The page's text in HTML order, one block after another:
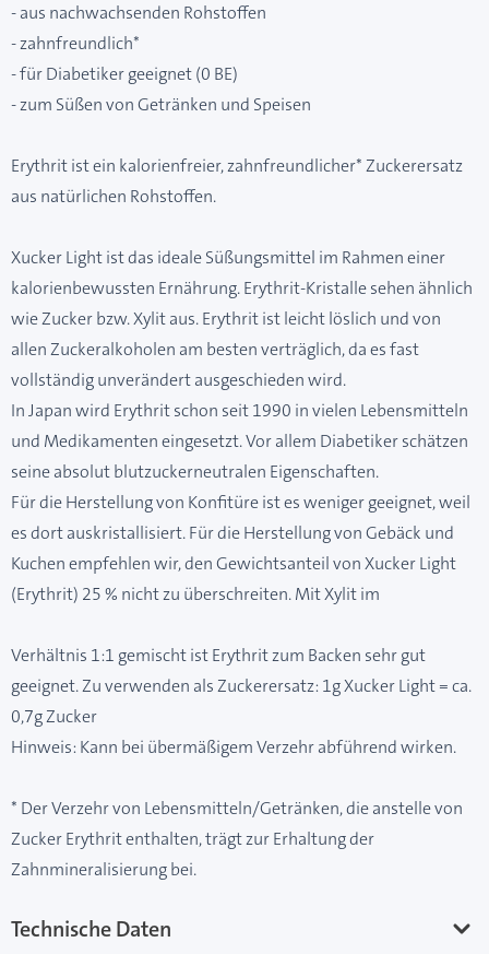
- aus nachwachsenden Rohstoffen
- zahnfreundlich*
- für Diabetiker geeignet (0 BE)
- zum Süßen von Getränken und Speisen
Erythrit ist ein kalorienfreier, zahnfreundlicher* Zuckerersatz
aus natürlichen Rohstoffen.
Xucker Light ist das ideale Süßungsmittel im Rahmen einer
kalorienbewussten Ernährung. Erythrit-Kristalle sehen ähnlich
wie Zucker bzw. Xylit aus. Erythrit ist leicht löslich und von
allen Zuckeralkoholen am besten verträglich, da es fast
vollständig unverändert ausgeschieden wird.
In Japan wird Erythrit schon seit 1990 in vielen Lebensmitteln
und Medikamenten eingesetzt. Vor allem Diabetiker schätzen
seine absolut blutzuckerneutralen Eigenschaften.
Für die Herstellung von Konfitüre ist es weniger geeignet, weil
es dort auskristallisiert. Für die Herstellung von Gebäck und
Kuchen empfehlen wir, den Gewichtsanteil von Xucker Light
(Erythrit) 25 % nicht zu überschreiten. Mit Xylit im
Verhältnis 1:1 gemischt ist Erythrit zum Backen sehr gut
geeignet. Zu verwenden als Zuckerersatz: 1g Xucker Light = ca.
0,7g Zucker
Hinweis: Kann bei übermäßigem Verzehr abführend wirken.
* Der Verzehr von Lebensmitteln/Getränken, die anstelle von
Zucker Erythrit enthalten, trägt zur Erhaltung der
Zahnmineralisierung bei.
Technische Daten